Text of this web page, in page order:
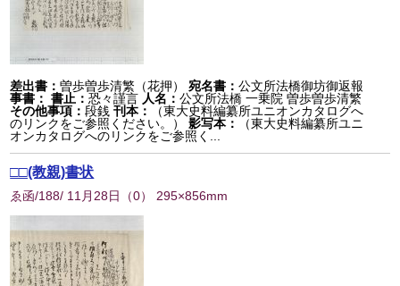
差出書：曽歩曽歩清繁（花押） 宛名書：公文所法橋御坊御返報
事書： 書止：恐々謹言 人名：公文所法橋 一乗院 曽歩曽歩清繁
その他事項：段銭 刊本：
（東大史料編纂所ユニオンカタログへ
のリンクをご参照ください。）
影写本：
（東大史料編纂所ユニ
オンカタログへのリンクをご参照く...
□□(教親)書状
ゑ函/188/ 11月28日 （0） 295×856mm